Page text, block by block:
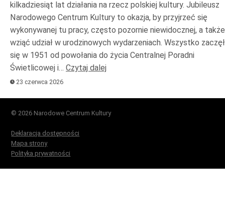
kilkadziesiąt lat działania na rzecz polskiej kultury. Jubileusz
Narodowego Centrum Kultury to okazja, by przyjrzeć się
wykonywanej tu pracy, często pozornie niewidocznej, a także
wziąć udział w urodzinowych wydarzeniach. Wszystko
się w 1951 od powołania do życia Centralnej Poradni
Świetlicowej i… Czytaj dalej
23 czerwca 2026
© 2026 Narodowe Centrum Kultury
Deklaracja dostępności
Mapa strony
Polityka prywatności